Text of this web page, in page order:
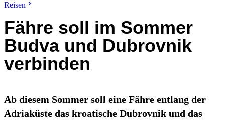
Reisen
Fähre soll im Sommer
Budva und Dubrovnik
verbinden
Ab diesem Sommer soll eine Fähre entlang der
Adriaküste das kroatische Dubrovnik und das